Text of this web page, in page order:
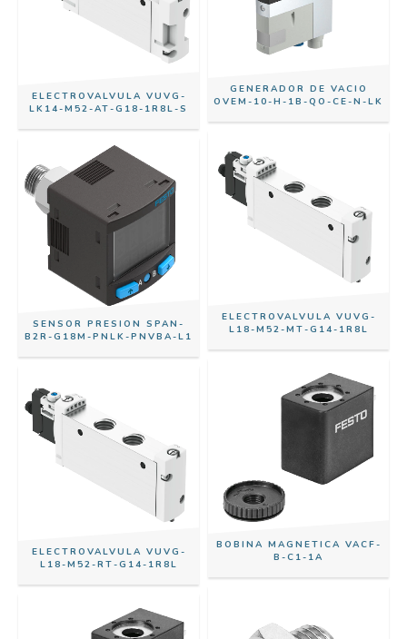
ELECTROVALVULA VUVG-
LK14-M52-AT-G18-1R8L-S
GENERADOR DE VACIO
OVEM-10-H-1B-QO-CE-N-LK
SENSOR PRESION SPAN-
B2R-G18M-PNLK-PNVBA-L1
ELECTROVALVULA VUVG-
L18-M52-MT-G14-1R8L
ELECTROVALVULA VUVG-
L18-M52-RT-G14-1R8L
BOBINA MAGNETICA VACF-
B-C1-1A